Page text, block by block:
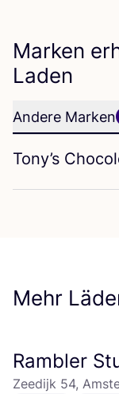
Marken
Laden
Andere Marken
Tony’s
Mehr
Rambler
Zeedijk 54,